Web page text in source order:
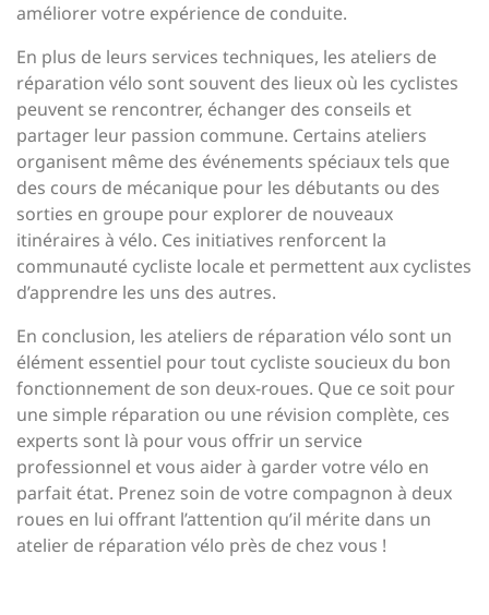
améliorer votre expérience de conduite.
En plus de leurs services techniques, les ateliers de
réparation vélo sont souvent des lieux où les cyclistes
peuvent se rencontrer, échanger des conseils et
partager leur passion commune. Certains ateliers
organisent même des événements spéciaux tels que
des cours de mécanique pour les débutants ou des
sorties en groupe pour explorer de nouveaux
itinéraires à vélo. Ces initiatives renforcent la
communauté cycliste locale et permettent aux cyclistes
d’apprendre les uns des autres.
En conclusion, les ateliers de réparation vélo sont un
élément essentiel pour tout cycliste soucieux du bon
fonctionnement de son deux-roues. Que ce soit pour
une simple réparation ou une révision complète, ces
experts sont là pour vous offrir un service
professionnel et vous aider à garder votre vélo en
parfait état. Prenez soin de votre compagnon à deux
roues en lui offrant l’attention qu’il mérite dans un
atelier de réparation vélo près de chez vous !